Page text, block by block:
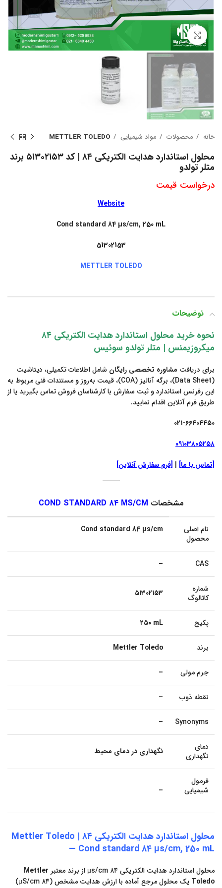
بزرگنمایی تصویر
خانه محصولات مواد شیمیایی METTLER TOLEDO
محلول استاندارد هدایت الکتریکی ۸۴ | کد ۵۱۳۰۲۱۵۳ برند
متلر تولدو
درخواست قیمت
Website
Cond standard 84 µs/cm, 250 mL
51302153
METTLER TOLEDO
توضیحات
نحوه خرید محلول استاندارد هدایت الکتریکی ۸۴
میکروزیمنس | متلر تولدو سوئیس
برای دریافت مشاوره تخصصی رایگان شامل اطلاعات تکمیلی، دیتاشیت
(Data Sheet)، برگه آنالیز (COA)، قیمت به‌روز و مستندات فنی مربوط به
این رفرنس استاندارد و ثبت سفارش با کارشناسان فروش تماس بگیرید یا از
طریق فرم آنلاین اقدام نمایید.
۰۲۱-۶۶۴۰۴۴۵۰
۰۹۱۰۳۸۰۵۲۵۸
[تماس با ما] | [فرم سفارش آنلاین]
مشخصات
نام اصلی
محصول
Cond standard 84 µs/cm
CAS
–
شماره
کاتالوگ
۵۱۳۰۲۱۵۳
پکیج ۲۵۰ mL
برند Mettler Toledo
جرم مولی –
نقطه ذوب –
Synonyms
–
دمای
نگهداری
نگهداری در دمای محیط
فرمول
شیمیایی
–
محلول استاندارد هدایت الکتریکی ۸۴ | Mettler Toledo
— Cond standard 84 µs/cm, 250 mL
محلول استاندارد هدایت الکتریکی ۸۴ µs/cm از برند معتبر
Mettler
Toledo
یک محلول مرجع آماده با ارزش هدایت مشخص (۸۴ µS/cm)